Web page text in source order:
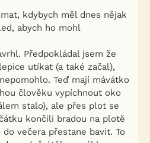
kdybych měl dnes nějak
abych ho mohl
Předpokládal jsem že
utíkat (a také začal),
Teď mají mávátko
člověku vypíchnout oko
stalo), ale přes plot se
končili bradou na plotě
večera přestane bavit. To